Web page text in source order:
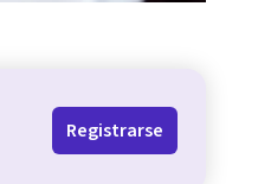
Registrarse